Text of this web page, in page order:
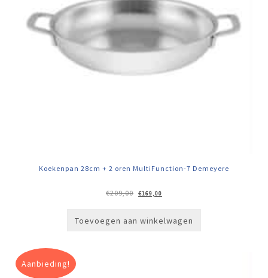
Koekenpan 28cm + 2 oren MultiFunction-7 Demeyere
€209,00
Oorspronkelijke
prijs
€169,00
prijs
Toevoegen aan winkelwagen
Aanbieding!